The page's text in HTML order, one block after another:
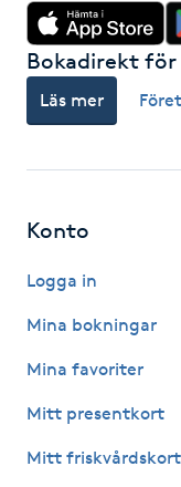
Hårborttagning
Hälsprickor
Idrottsmassage
Bokadirekt
Läs mer
Konto
Logga in
Mina bokningar
Mina favoriter
Mitt presentkort
Mitt friskvårdskort